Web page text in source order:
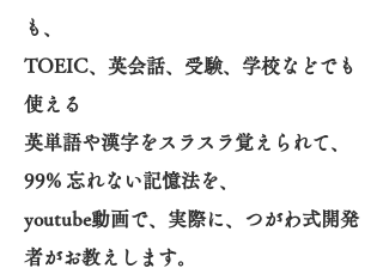
も、
TOEIC、英会話、受験、学校などでも
使える
英単語や漢字をスラスラ覚えられて、
99% 忘れない記憶法を、
youtube動画で、実際に、つがわ式開発
者がお教えします。